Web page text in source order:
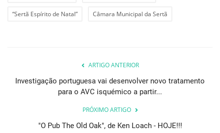
“Sertã Espírito de Natal” Câmara Municipal da Sertã
ARTIGO ANTERIOR
Investigação portuguesa vai desenvolver novo tratamento
para o AVC isquémico a partir...
PRÓXIMO ARTIGO
"O Pub The Old Oak", de Ken Loach - HOJE!!!